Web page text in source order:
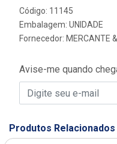
Código: 11145
Embalagem: UNIDADE
Fornecedor: MERCANTE
Avise-me quando
Produtos Relacionados